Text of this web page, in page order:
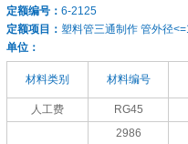
定额编号： 6-2125
定额项目： 塑料管三通制作 管外径
单位：
材料类别 材料编号
人工费 RG45
2986